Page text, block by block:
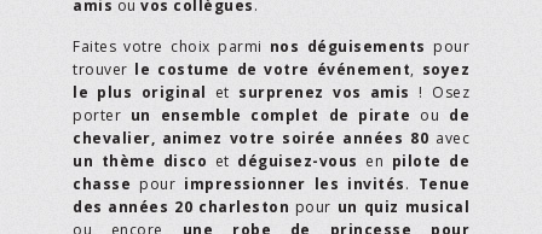
amis ou vos collègues.
Faites votre choix parmi nos déguisements pour
trouver le costume de votre événement, soyez
le plus original et surprenez vos amis ! Osez
porter un ensemble complet de pirate ou de
chevalier, animez votre soirée années 80 avec
un thème disco et déguisez-vous en pilote de
chasse pour impressionner les invités. Tenue
des années 20 charleston pour un quiz musical
ou encore une robe de princesse pour